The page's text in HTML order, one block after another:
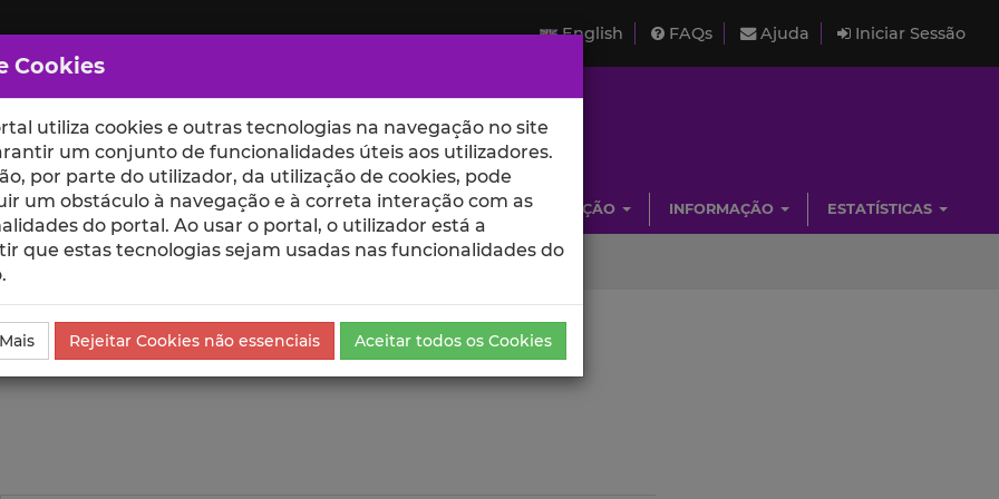
English FAQs Ajuda Iniciar Sessão
ESCOLAS UNIDADES INVESTIGAÇÃO INFORMAÇÃO ESTATÍSTICAS
Comunicação Visualizações
Cookies
utiliza cookies e outras tecnologias na navegação no site
um conjunto de funcionalidades úteis aos utilizadores.
por parte do utilizador, da utilização de cookies, pode
um obstáculo à navegação e à correta interação com as
do portal. Ao usar o portal, o utilizador está a
que estas tecnologias sejam usadas nas funcionalidades do
Rejeitar Cookies não essenciais Aceitar todos os Cookies